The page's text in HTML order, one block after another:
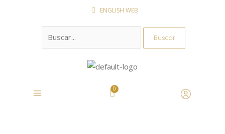
ENGLISH WEB
por: